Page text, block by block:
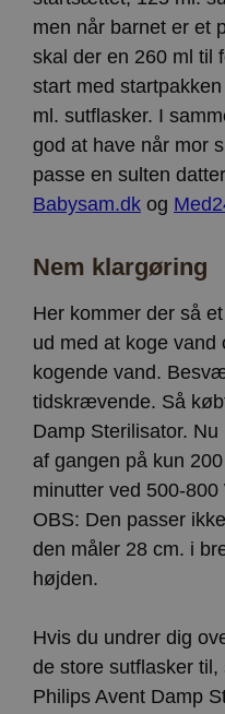
men når barnet er et
skal der en 260 ml til
start med
ml. sutflasker. I
god at have når mor
passe en sulten
Babysam.dk og
Nem klargøring
Her kommer der så
ud med at koge vand
kogende vand.
tidskrævende. Så
Damp Sterilisator.
af gangen på kun
minutter ved 500-
OBS: Den passer
den måler 28 cm. i
højden.
Hvis du undrer dig
de store sutflasker
Philips Avent Damp